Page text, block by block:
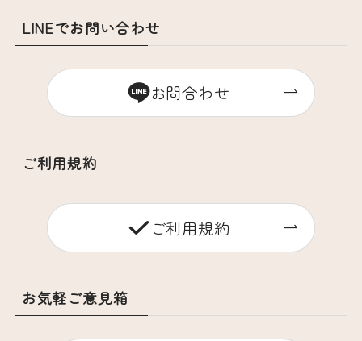
LINEでお問い合わせ
お問合わせ
ご利用規約
ご利用規約
お気軽ご意見箱